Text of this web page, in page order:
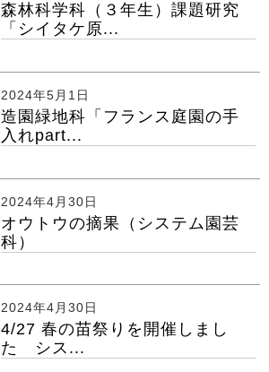
森林科学科（３年生）課題研究
「シイタケ原...
2024年5月1日
造園緑地科「フランス庭園の手
入れpart...
2024年4月30日
オウトウの摘果（システム園芸
科）
2024年4月30日
4/27 春の苗祭りを開催しまし
た シス...